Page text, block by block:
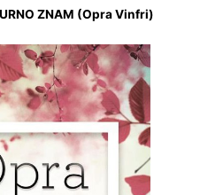
ZNAM (Opra Vinfri)